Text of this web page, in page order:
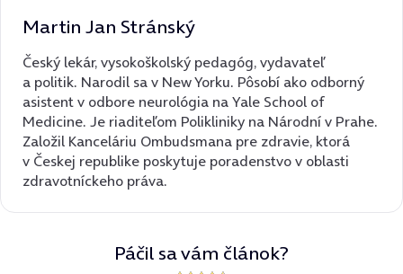
Martin Jan Stránský
Český lekár, vysokoškolský pedagóg, vydavateľ
a politik. Narodil sa v New Yorku. Pôsobí ako odborný
asistent v odbore neurológia na Yale School of
Medicine. Je riaditeľom Polikliniky na Národní v Prahe.
Založil Kanceláriu Ombudsmana pre zdravie, ktorá
v Českej republike poskytuje poradenstvo v oblasti
zdravotníckeho práva.
Páčil sa vám článok?